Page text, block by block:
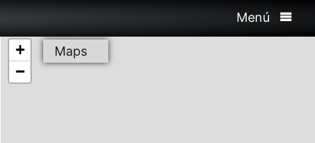
Menú
+
−
Maps